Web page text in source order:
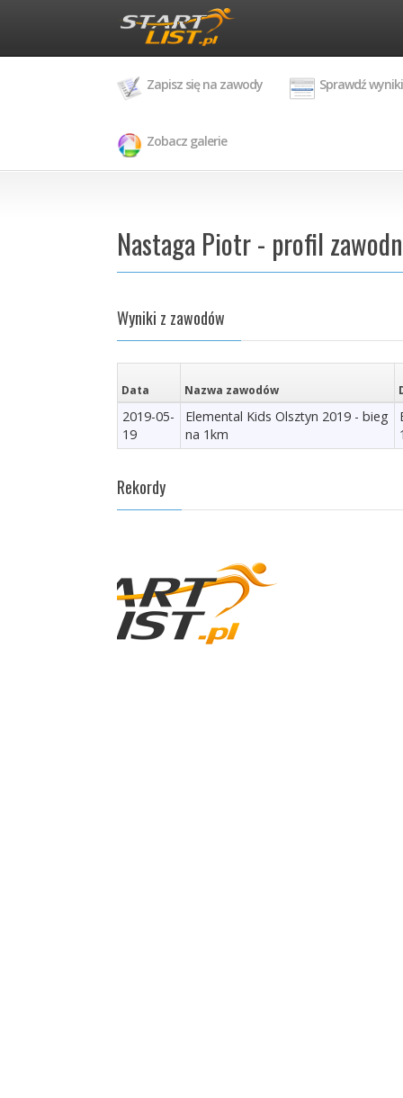
Zapisz się na zawody Sprawdź wyniki
Zobacz galerie
Nastaga Piotr - profil
Wyniki z zawodów
Data Nazwa zawodów
2019-05-
19
Elemental Kids Olsztyn 2019 - bieg
na 1km
Rekordy